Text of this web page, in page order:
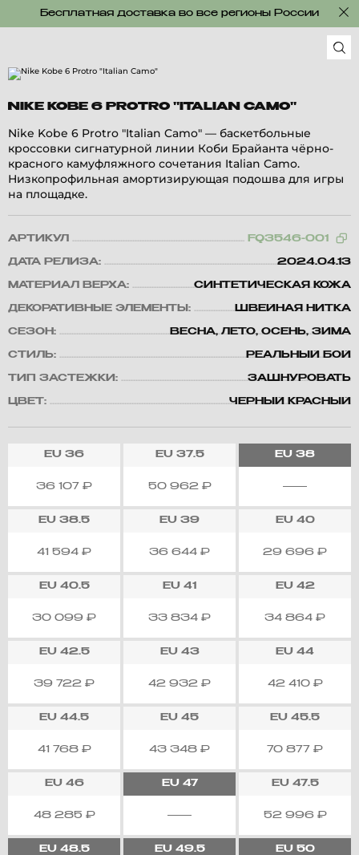
Бесплатная доставка во все регионы России
NIKE KOBE 6 PROTRO "ITALIAN CAMO"
Nike Kobe 6 Protro "Italian Camo" — баскетбольные
кроссовки сигнатурной линии Коби Брайанта чёрно-
красного камуфляжного сочетания Italian Camo.
Низкопрофильная амортизирующая подошва для игры
на площадке.
АРТИКУЛ FQ3546-001
ДАТА РЕЛИЗА: 2024.04.13
МАТЕРИАЛ ВЕРХА: СИНТЕТИЧЕСКАЯ КОЖА
ДЕКОРАТИВНЫЕ ЭЛЕМЕНТЫ: ШВЕЙНАЯ НИТКА
СЕЗОН: ВЕСНА, ЛЕТО, ОСЕНЬ, ЗИМА
СТИЛЬ: РЕАЛЬНЫЙ БОЙ
ТИП ЗАСТЕЖКИ: ЗАШНУРОВАТЬ
ЦВЕТ: ЧЕРНЫЙ КРАСНЫЙ
EU 36
36 107 ₽
EU37.5
50 962 ₽
EU 38
EU 38.5
41 594 ₽
EU 39
36 644 ₽
EU40
29 696 ₽
EU40.5
30 099 ₽
EU 41
33 834 ₽
EU42
34 864 ₽
EU42.5
39 722 ₽
EU43
42 932 ₽
EU 44
42 410 ₽
EU 44.5
41 768 ₽
EU 45
43 348 ₽
EU 45.5
70 877 ₽
EU46
48 285 ₽
EU47 EU47.5
52 996 ₽
EU48.5 EU49.5 EU50